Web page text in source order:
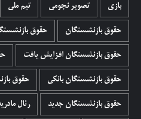
بازی تصویر نجومی تیم ملی
حقوق بازنشستگان حقوق بازنشستگان
حقوق بازنشستگان افزایش یافت
حقوق بازنشستگان بانکی حقوق
حقوق بازنشستگان جدید رئال